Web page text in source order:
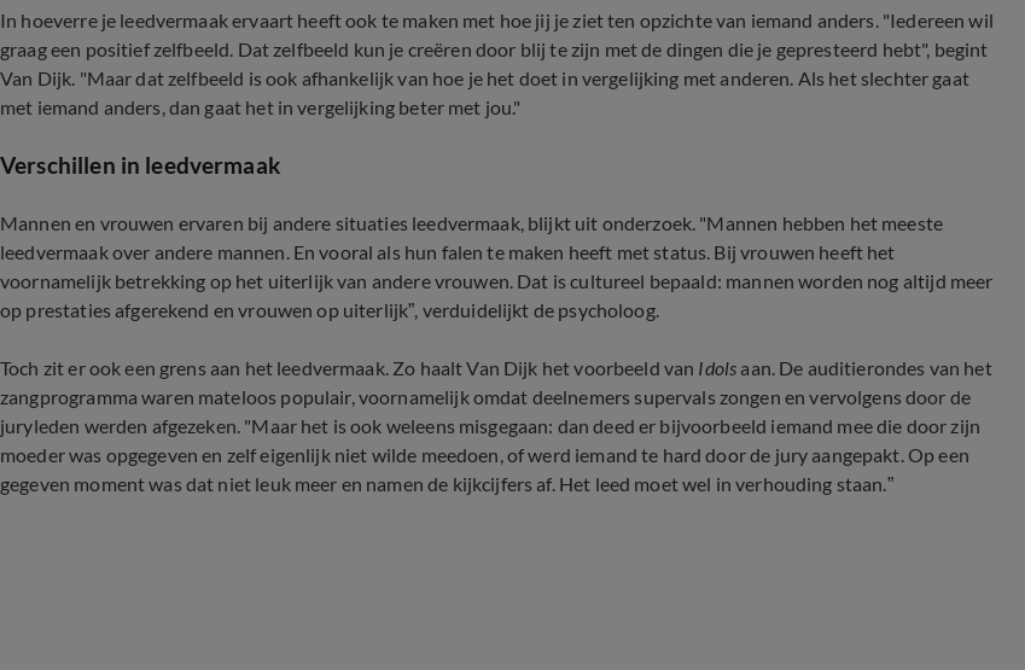
In hoeverre je leedvermaak ervaart heeft ook te maken met hoe jij je ziet ten opzichte van iemand anders. "Iedereen wil
graag een positief zelfbeeld. Dat zelfbeeld kun je creëren door blij te zijn met de dingen die je gepresteerd hebt", begint
Van Dijk. "Maar dat zelfbeeld is ook afhankelijk van hoe je het doet in vergelijking met anderen. Als het slechter gaat
met iemand anders, dan gaat het in vergelijking beter met jou."
Verschillen in leedvermaak
Mannen en vrouwen ervaren bij andere situaties leedvermaak, blijkt uit onderzoek. "Mannen hebben het meeste
leedvermaak over andere mannen. En vooral als hun falen te maken heeft met status. Bij vrouwen heeft het
voornamelijk betrekking op het uiterlijk van andere vrouwen. Dat is cultureel bepaald: mannen worden nog altijd meer
op prestaties afgerekend en vrouwen op uiterlijk”, verduidelijkt de psycholoog.
Toch zit er ook een grens aan het leedvermaak. Zo haalt Van Dijk het voorbeeld van Idols aan. De auditierondes van het
zangprogramma waren mateloos populair, voornamelijk omdat deelnemers supervals zongen en vervolgens door de
juryleden werden afgezeken. "Maar het is ook weleens misgegaan: dan deed er bijvoorbeeld iemand mee die door zijn
moeder was opgegeven en zelf eigenlijk niet wilde meedoen, of werd iemand te hard door de jury aangepakt. Op een
gegeven moment was dat niet leuk meer en namen de kijkcijfers af. Het leed moet wel in verhouding staan.”